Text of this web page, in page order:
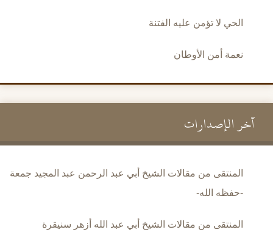
الحي لا تؤمن عليه الفتنة
نعمة أمن الأوطان
آخر الإصدارات
المنتقى من مقالات الشيخ أبي عبد الرحمن عبد المجيد جمعة
-حفظه الله-
المنتقى من مقالات الشيخ أبي عبد الله أزهر سنيقرة